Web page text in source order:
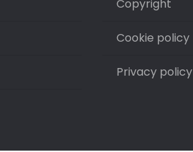
Copyright
Cookie policy
Privacy policy